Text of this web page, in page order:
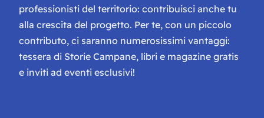
professionisti del territorio: contribuisci anche tu
alla crescita del progetto. Per te, con un piccolo
contributo, ci saranno numerosissimi vantaggi:
tessera di Storie Campane, libri e magazine gratis
e inviti ad eventi esclusivi!